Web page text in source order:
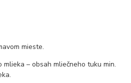
mieste.
mlieka – obsah mliečneho tuku min.